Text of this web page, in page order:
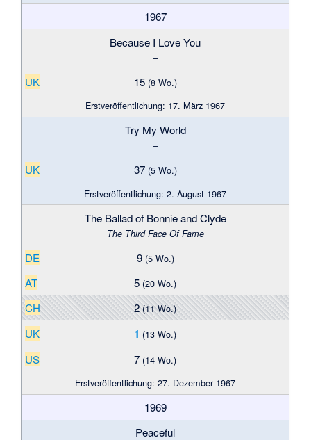
1967
Because I Love You
–
UK 15 (8 Wo.)
Erstveröffentlichung: 17. März 1967
Try My World
–
UK 37 (5 Wo.)
Erstveröffentlichung: 2. August 1967
The Ballad of Bonnie and Clyde
The Third Face Of Fame
DE 9 (5 Wo.)
AT 5 (20 Wo.)
CH 2 (11 Wo.)
UK 1 (13 Wo.)
US 7 (14 Wo.)
Erstveröffentlichung: 27. Dezember 1967
1969
Peaceful